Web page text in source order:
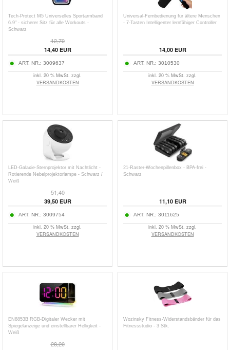
Tech-Protect M5 Universelles Sportarmband
6.9" - sicherer Sitz für alle Workouts -
Schwarz
12,70
14,40 EUR
ART. NR.: 3009637
inkl. 20 % MwSt. zzgl.
VERSANDKOSTEN
Universal-Fernbedienung für ältere Menschen
- 7-Tasten Intelligenter lernfähiger Controller
14,00 EUR
ART. NR.: 3010530
inkl. 20 % MwSt. zzgl.
VERSANDKOSTEN
LED-Galaxie-Sternprojektor mit Nachtlicht -
Rotierende Nebelprojektorlampe - Schwarz /
Weiß
51,40
39,50 EUR
ART. NR.: 3009754
inkl. 20 % MwSt. zzgl.
VERSANDKOSTEN
21-Raster-Wochenpillenbox - BPA-frei -
Schwarz
11,10 EUR
ART. NR.: 3011625
inkl. 20 % MwSt. zzgl.
VERSANDKOSTEN
EN8853B RGB-Digitaler Wecker mit
Spiegelanzeige und einstellbarer Helligkeit -
Weiß
28,20
Wozinsky Fitness-Widerstandsbänder für das
Fitnessstudio - 3 Stk.